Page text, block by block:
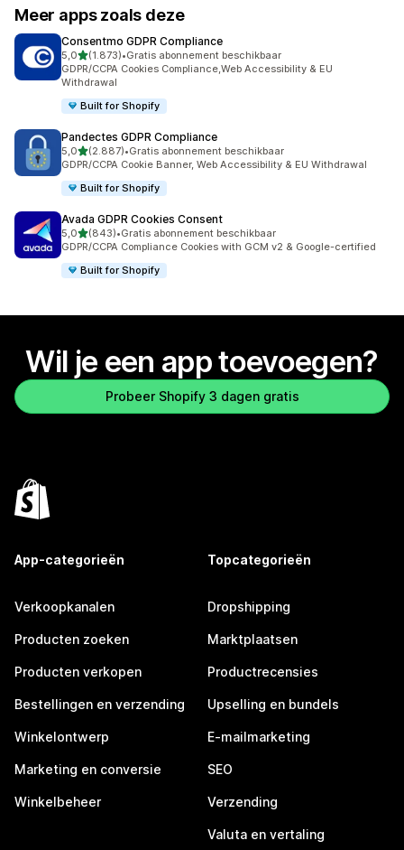
Meer apps zoals deze
Consentmo GDPR Compliance
5,0van 5 sterren
(1.873)
1873 recensies in totaal
•Gratis abonnement beschikbaar
GDPR/CCPA Cookies Compliance,Web Accessibility & EU
Withdrawal
Built for Shopify
Pandectes GDPR Compliance
5,0van 5 sterren
(2.887)
2887 recensies in totaal
•Gratis abonnement beschikbaar
GDPR/CCPA Cookie Banner, Web Accessibility & EU Withdrawal
Built for Shopify
Avada GDPR Cookies Consent
5,0van 5 sterren
(843)
843 recensies in totaal
•Gratis abonnement beschikbaar
GDPR/CCPA Compliance Cookies with GCM v2 & Google-certified
Built for Shopify
Wil je een app toevoegen?
Probeer Shopify 3 dagen gratis
App-categorieën
Verkoopkanalen
Producten zoeken
Producten verkopen
Bestellingen en verzending
Winkelontwerp
Marketing en conversie
Winkelbeheer
Topcategorieën
Dropshipping
Marktplaatsen
Productrecensies
Upselling en bundels
E-mailmarketing
SEO
Verzending
Valuta en vertaling